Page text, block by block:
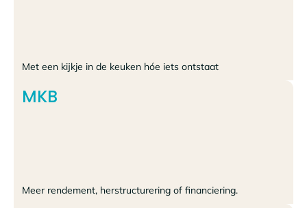
Met een kijkje in de keuken hóe iets ontstaat
MKB
Meer rendement, herstructurering of financiering.